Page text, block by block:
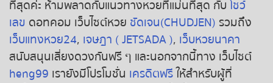
ที่สุดค่ะ ห้ามพลาดกับแนวทางหวยที่แม่นที่สุด กับ โชว์
เลข ดอทคอม เว็บไซต์หวย ชัดเจน(CHUDJEN) รวมถึง
เว็บแทงหวย24, เจษฎา ( JETSADA ), เว็บหวยนาคา
สนับสนุนเสี่ยงดวงกันฟรี ๆ และนอกจากนี้ทาง เว็บไซต์
heng99 เรายังมีโปรโมชั่น เครดิตฟรีให้สำหรับผู้ที่